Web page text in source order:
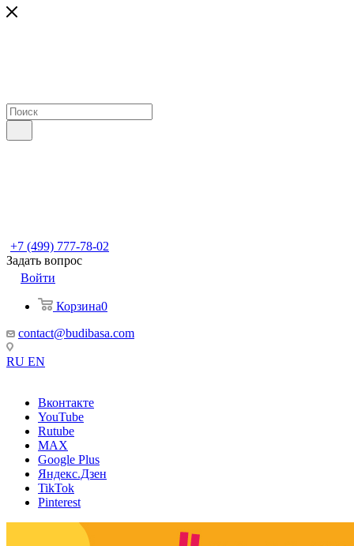
+7 (499) 777-78-02
Задать вопрос
Войти
Корзина0
contact@budibasa.com
RU EN
Вконтакте
YouTube
Rutube
MAX
Google Plus
Яндекс.Дзен
TikTok
Pinterest